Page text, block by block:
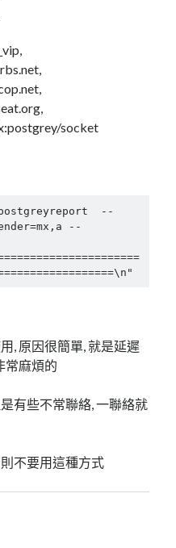
socket
--
=mx,a --
\n "
, 原因很簡單, 就是延遲
常麻煩的
有些不常聯絡, 一聯絡就
不要用這種方式